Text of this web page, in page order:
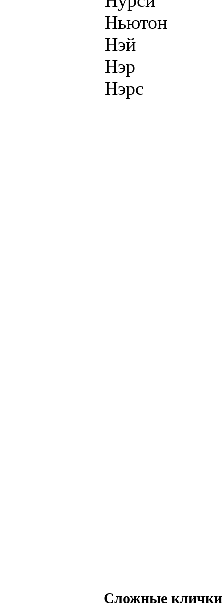
Ньютон
Нэй
Нэр
Нэрс
Сложные клички